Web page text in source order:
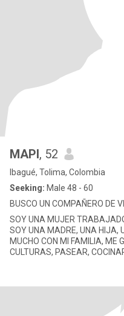
MAPI, 52
Ibagué, Tolima, Colombia
Seeking: Male 48 - 60
BUSCO UN COMPAÑERO DE
SOY UNA MUJER
SOY UNA MADRE, UNA HIJA,
MUCHO CON MI FAMILIA, ME
CULTURAS, PASEAR,